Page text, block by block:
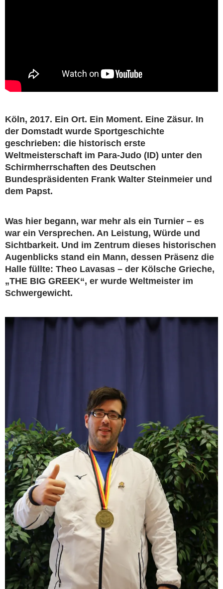
Köln, 2017. Ein Ort. Ein Moment. Eine Zäsur. In
der Domstadt wurde Sportgeschichte
geschrieben: die historisch erste
Weltmeisterschaft im Para-Judo (ID) unter den
Schirmherrschaften des Deutschen
Bundespräsidenten Frank Walter Steinmeier und
dem Papst.
Was hier begann, war mehr als ein Turnier – es
war ein Versprechen. An Leistung, Würde und
Sichtbarkeit. Und im Zentrum dieses historischen
Augenblicks stand ein Mann, dessen Präsenz die
Halle füllte: Theo Lavasas – der Kölsche Grieche,
„THE BIG GREEK“, er wurde Weltmeister im
Schwergewicht.